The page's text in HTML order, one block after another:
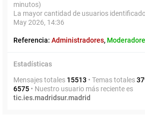
minutos)
La mayor cantidad de usuarios
May 2026, 14:36
Referencia: Administradores,
Estadísticas
Mensajes totales 15513 • Temas totales
6575 • Nuestro usuario más reciente es
tic.ies.madridsur.madrid